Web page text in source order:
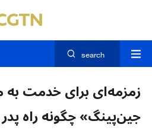
search
زمزمه‌ای برای خدمت
جین‌پینگ» چگونه راه پدر